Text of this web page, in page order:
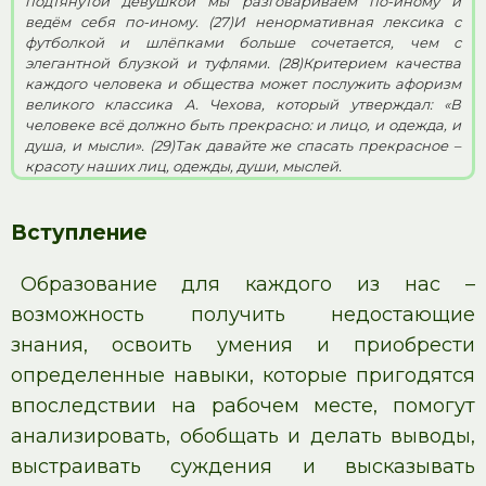
ведём себя по-иному. (27)И ненормативная лексика с
футболкой и шлёпками больше сочетается, чем с
элегантной блузкой и туфлями. (28)Критерием качества
каждого человека и общества может послужить афоризм
великого классика А. Чехова, который утверждал: «В
человеке всё должно быть прекрасно: и лицо, и одежда, и
душа, и мысли». (29)Так давайте же спасать прекрасное –
красоту наших лиц, одежды, души, мыслей.
Вступление
Образование для каждого из нас –
возможность получить недостающие
знания, освоить умения и приобрести
определенные навыки, которые пригодятся
впоследствии на рабочем месте, помогут
анализировать, обобщать и делать выводы,
выстраивать суждения и высказывать